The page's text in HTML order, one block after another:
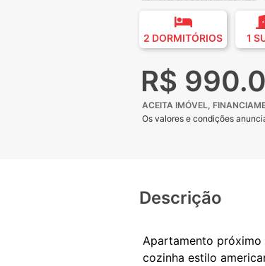
2 DORMITÓRIOS 1
R$
ACEITA IMÓVEL,
Os valores e condições
Descrição
Apartamento próximo
cozinha estilo